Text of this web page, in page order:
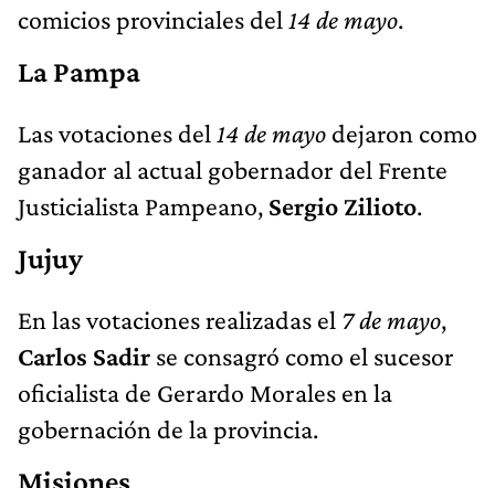
comicios provinciales del 14 de mayo.
La Pampa
Las votaciones del 14 de mayo dejaron como
ganador al actual gobernador del Frente
Justicialista Pampeano, Sergio Zilioto.
Jujuy
En las votaciones realizadas el 7 de mayo,
Carlos Sadir se consagró como el sucesor
oficialista de Gerardo Morales en la
gobernación de la provincia.
Misiones